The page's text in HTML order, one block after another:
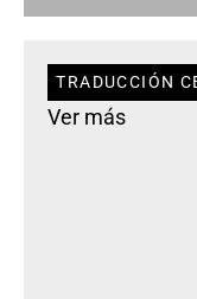
TRADUCCIÓN
Ver más